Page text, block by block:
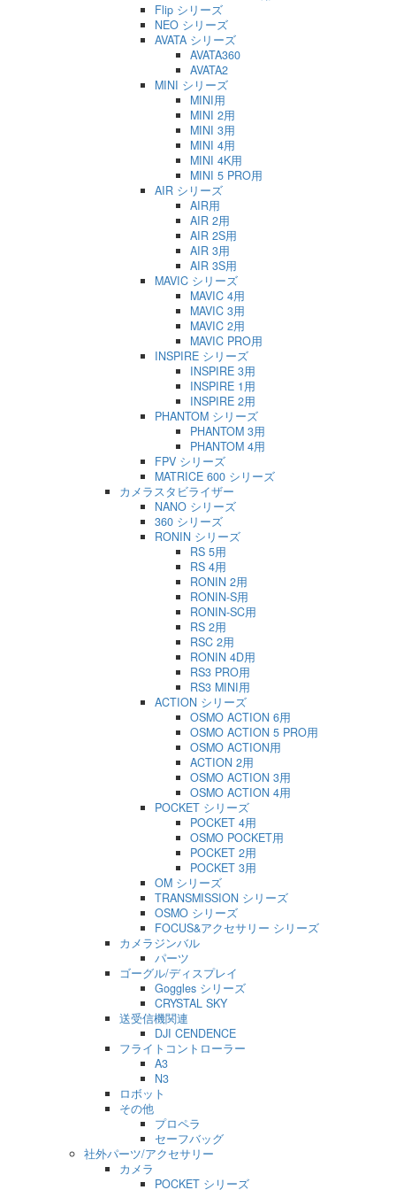
Flip シリーズ
NEO シリーズ
AVATA シリーズ
AVATA360
AVATA2
MINI シリーズ
MINI用
MINI 2用
MINI 3用
MINI 4用
MINI 4K用
MINI 5 PRO用
AIR シリーズ
AIR用
AIR 2用
AIR 2S用
AIR 3用
AIR 3S用
MAVIC シリーズ
MAVIC 4用
MAVIC 3用
MAVIC 2用
MAVIC PRO用
INSPIRE シリーズ
INSPIRE 3用
INSPIRE 1用
INSPIRE 2用
PHANTOM シリーズ
PHANTOM 3用
PHANTOM 4用
FPV シリーズ
MATRICE 600 シリーズ
カメラスタビライザー
NANO シリーズ
360 シリーズ
RONIN シリーズ
RS 5用
RS 4用
RONIN 2用
RONIN-S用
RONIN-SC用
RS 2用
RSC 2用
RONIN 4D用
RS3 PRO用
RS3 MINI用
ACTION シリーズ
OSMO ACTION 6用
OSMO ACTION 5 PRO用
OSMO ACTION用
ACTION 2用
OSMO ACTION 3用
OSMO ACTION 4用
POCKET シリーズ
POCKET 4用
OSMO POCKET用
POCKET 2用
POCKET 3用
OM シリーズ
TRANSMISSION シリーズ
OSMO シリーズ
FOCUS&アクセサリー シリーズ
カメラジンバル
パーツ
ゴーグル/ディスプレイ
Goggles シリーズ
CRYSTAL SKY
送受信機関連
DJI CENDENCE
フライトコントローラー
A3
N3
ロボット
その他
プロペラ
セーフバッグ
社外パーツ/アクセサリー
カメラ
POCKET シリーズ